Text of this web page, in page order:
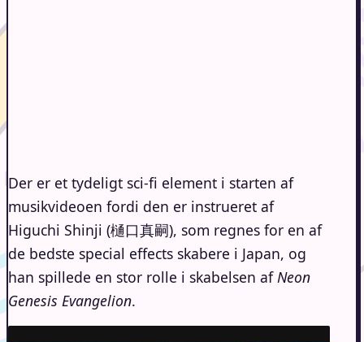
Der er et tydeligt sci-fi element i starten af
musikvideoen fordi den er instrueret af
Higuchi Shinji (樋口真嗣), som regnes for en af
de bedste special effects skabere i Japan, og
han spillede en stor rolle i skabelsen af Neon
Genesis Evangelion.